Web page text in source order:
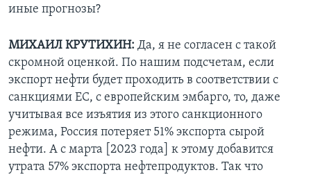
иные прогнозы?
МИХАИЛ КРУТИХИН: Да, я не согласен с такой
скромной оценкой. По нашим подсчетам, если
экспорт нефти будет проходить в соответствии с
санкциями ЕС, с европейским эмбарго, то, даже
учитывая все изъятия из этого санкционного
режима, Россия потеряет 51% экспорта сырой
нефти. А с марта [2023 года] к этому добавится
утрата 57% экспорта нефтепродуктов. Так что